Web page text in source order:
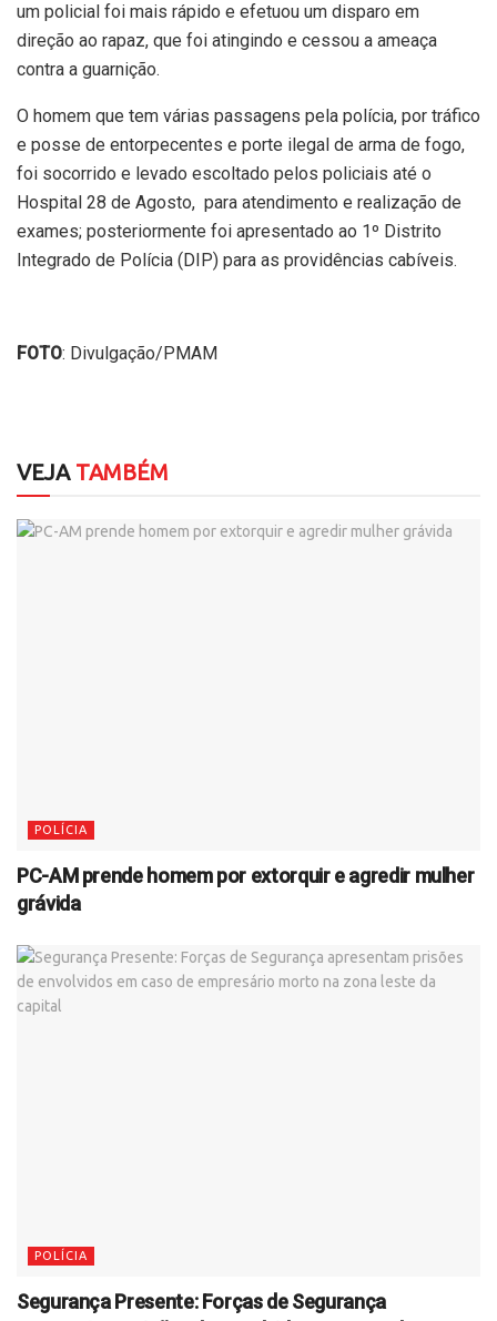
um policial foi mais rápido e efetuou um disparo em
direção ao rapaz, que foi atingindo e cessou a ameaça
contra a guarnição.
O homem que tem várias passagens pela polícia, por tráfico
e posse de entorpecentes e porte ilegal de arma de fogo,
foi socorrido e levado escoltado pelos policiais até o
Hospital 28 de Agosto, para atendimento e realização de
exames; posteriormente foi apresentado ao 1º Distrito
Integrado de Polícia (DIP) para as providências cabíveis.
FOTO: Divulgação/PMAM
VEJATAMBÉM
POLÍCIA
PC-AM prende homem por extorquir e agredir mulher
grávida
POLÍCIA
Segurança Presente: Forças de Segurança